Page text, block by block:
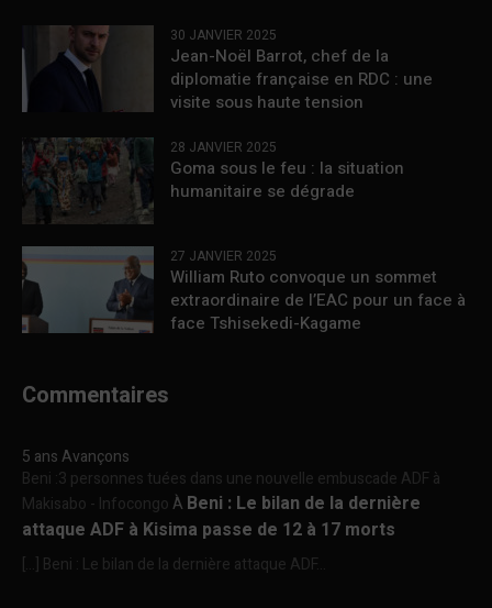
30 JANVIER 2025
Jean-Noël Barrot, chef de la
diplomatie française en RDC : une
visite sous haute tension
28 JANVIER 2025
Goma sous le feu : la situation
humanitaire se dégrade
27 JANVIER 2025
William Ruto convoque un sommet
extraordinaire de l’EAC pour un face à
face Tshisekedi-Kagame
Commentaires
5 ans Avançons
Beni :3 personnes tuées dans une nouvelle embuscade ADF à
Makisabo - InfocongoÀ Beni : Le bilan de la dernière
attaque ADF à Kisima passe de 12 à 17 morts
[…] Beni : Le bilan de la dernière attaque ADF...